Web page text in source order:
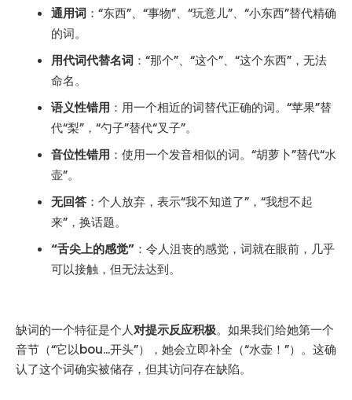
通用词 ：“东西”、“事物”、“玩意儿”、“小东西”替代精确
的词。
用代词代替名词 ：“那个”、“这个”、“这个东西”，无法
命名。
语义性错用 ：用一个相近的词替代正确的词。“苹果”替
代“梨”，“勺子”替代“叉子”。
音位性错用 ：使用一个发音相似的词。“胡萝卜”替代“水
壶”。
无回答 ：个人放弃，表示“我不知道了”，“我想不起
来”，换话题。
“舌尖上的感觉” ：令人沮丧的感觉，词就在眼前，几乎
可以接触，但无法达到。
缺词的一个特征是个人对提示反应积极。如果我们给她第一个
音节（“它以bou...开头”），她会立即补全（“水壶！”）。这确
认了这个词确实被储存，但其访问存在缺陷。